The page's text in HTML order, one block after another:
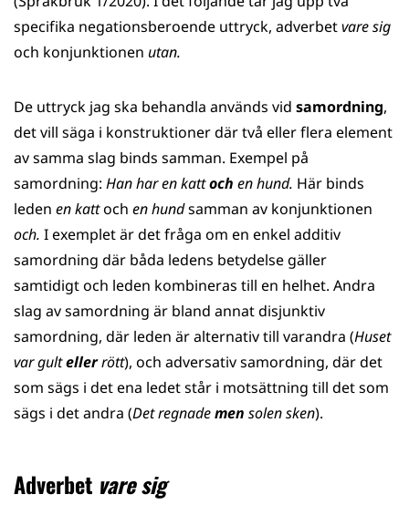
specifika negationsberoende uttryck, adverbetvare sig
och konjunktionen utan.
De uttryck jag ska behandla används vid samordning,
det vill säga i konstruktioner där två eller flera element
av samma slag binds samman. Exempel på
samordning: Han har en kattoch en hund. Här binds
leden en kattoch en hundsamman av konjunktionen
och. I exemplet är det fråga om en enkel additiv
samordning där båda ledens betydelse gäller
samtidigt och leden kombineras till en helhet. Andra
slag av samordning är bland annat disjunktiv
samordning, där leden är alternativ till varandra (Huset
var gultellerrött), och adversativ samordning, där det
som sägs i det ena ledet står i motsättning till det som
sägs i det andra (Det regnademen solen sken).
Adverbet vare sig